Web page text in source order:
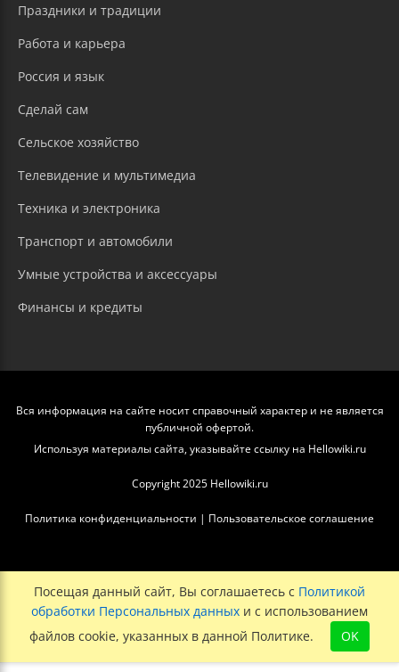
Праздники и традиции
Работа и карьера
Россия и язык
Сделай сам
Сельское хозяйство
Телевидение и мультимедиа
Техника и электроника
Транспорт и автомобили
Умные устройства и аксессуары
Финансы и кредиты
Вся информация на сайте носит справочный характер и не является
публичной офертой.
Используя материалы сайта, указывайте ссылку на Hellowiki.ru
Copyright 2025 Hellowiki.ru
Политика конфиденциальности | Пользовательское соглашение
Посещая данный сайт, Вы соглашаетесь с Политикой
обработки Персональных данных и с использованием
файлов cookie, указанных в данной Политике.
OK